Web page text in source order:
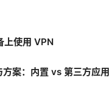
上使用 VPN
案：内置 vs 第三方应用